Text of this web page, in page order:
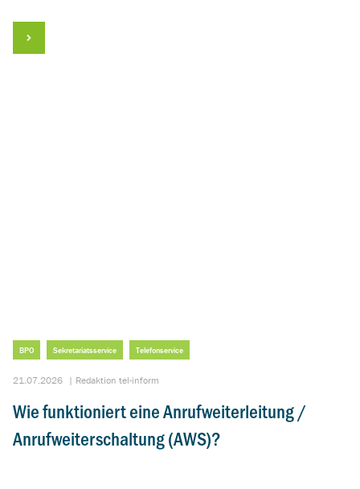
BPO Sekretariatsservice Telefonservice
21.07.2026 | Redaktion tel-inform
Wie funktioniert eine Anrufweiterleitung /
Anrufweiterschaltung (AWS)?